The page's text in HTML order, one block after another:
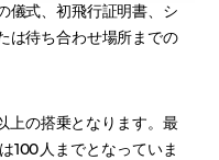
儀式、初飛行証明書、シ
は待ち合わせ場所までの
上の搭乗となります。最
100人までとなっていま